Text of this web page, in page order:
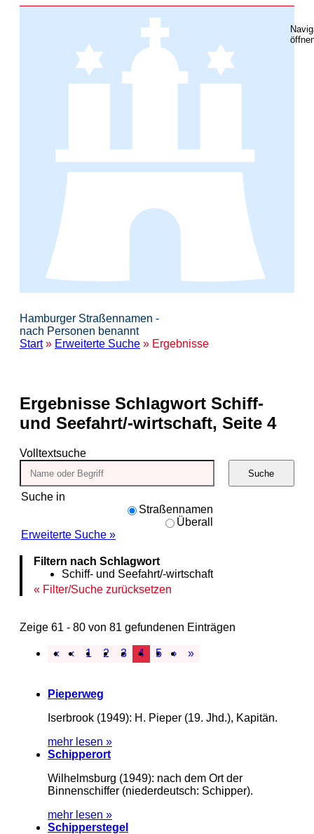
Hamburger Straßennamen -
nach Personen benannt
Start» Erweiterte Suche » Ergebnisse
Ergebnisse Schlagwort Schiff-
und Seefahrt/-wirtschaft, Seite 4
Volltextsuche
Suche in
Straßennamen
Überall
Erweiterte Suche »
Suche
Filtern nach Schlagwort
Schiff- und Seefahrt/-wirtschaft
Filter/Suche zurücksetzen
Zeige 61 - 80 von 81 gefundenen Einträgen
« ‹ 1 2 3 4 5 › »
Pieperweg
Iserbrook (1949): H. Pieper (19. Jhd.), Kapitän.
mehr lesen »
Schipperort
Wilhelmsburg (1949): nach dem Ort der
Binnenschiffer (niederdeutsch: Schipper).
mehr lesen »
Schipperstegel